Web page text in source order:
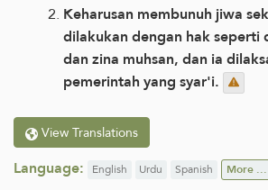
Keharusan membunuh jiwa
dilakukan dengan hak seperti
dan zina muhsan, dan ia
pemerintah yang syar'i.
View Translations
Language: English Urdu Spanish More ...